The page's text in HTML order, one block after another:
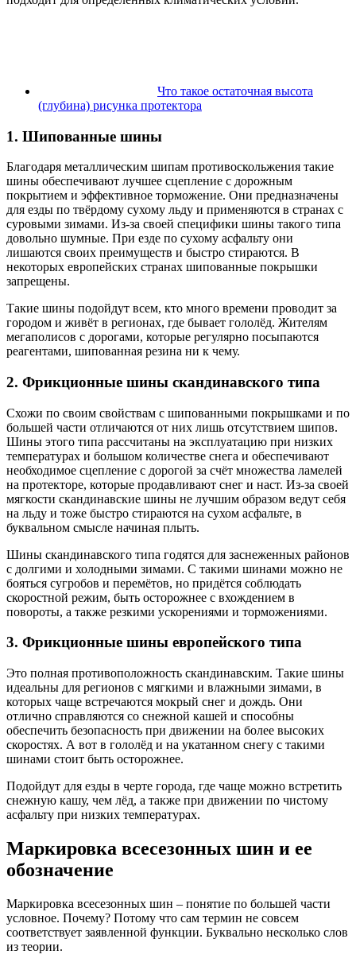
Что такое остаточная высота
(глубина) рисунка протектора
1. Шипованные шины
Благодаря металлическим шипам противоскольжения такие
шины обеспечивают лучшее сцепление с дорожным
покрытием и эффективное торможение. Они предназначены
для езды по твёрдому сухому льду и применяются в странах с
суровыми зимами. Из-за своей специфики шины такого типа
довольно шумные. При езде по сухому асфальту они
лишаются своих преимуществ и быстро стираются. В
некоторых европейских странах шипованные покрышки
запрещены.
Такие шины подойдут всем, кто много времени проводит за
городом и живёт в регионах, где бывает гололёд. Жителям
мегаполисов с дорогами, которые регулярно посыпаются
реагентами, шипованная резина ни к чему.
2. Фрикционные шины скандинавского типа
Схожи по своим свойствам с шипованными покрышками и по
большей части отличаются от них лишь отсутствием шипов.
Шины этого типа рассчитаны на эксплуатацию при низких
температурах и большом количестве снега и обеспечивают
необходимое сцепление с дорогой за счёт множества ламелей
на протекторе, которые продавливают снег и наст. Из-за своей
мягкости скандинавские шины не лучшим образом ведут себя
на льду и тоже быстро стираются на сухом асфальте, в
буквальном смысле начиная плыть.
Шины скандинавского типа годятся для заснеженных районов
с долгими и холодными зимами. С такими шинами можно не
бояться сугробов и перемётов, но придётся соблюдать
скоростной режим, быть осторожнее с вхождением в
повороты, а также резкими ускорениями и торможениями.
3. Фрикционные шины европейского типа
Это полная противоположность скандинавским. Такие шины
идеальны для регионов с мягкими и влажными зимами, в
которых чаще встречаются мокрый снег и дождь. Они
отлично справляются со снежной кашей и способны
обеспечить безопасность при движении на более высоких
скоростях. А вот в гололёд и на укатанном снегу с такими
шинами стоит быть осторожнее.
Подойдут для езды в черте города, где чаще можно встретить
снежную кашу, чем лёд, а также при движении по чистому
асфальту при низких температурах.
Маркировка всесезонных шин и ее
обозначение
Маркировка всесезонных шин – понятие по большей части
условное. Почему? Потому что сам термин не совсем
соответствует заявленной функции. Буквально несколько слов
из теории.